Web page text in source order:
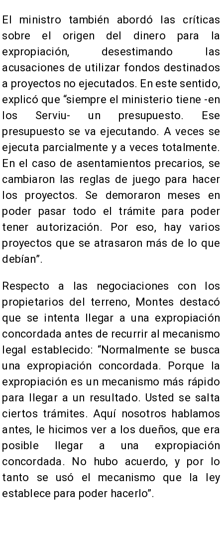
El ministro también abordó las críticas
sobre el origen del dinero para la
expropiación, desestimando las
acusaciones de utilizar fondos destinados
a proyectos no ejecutados. En este sentido,
explicó que “siempre el ministerio tiene -en
los Serviu- un presupuesto. Ese
presupuesto se va ejecutando. A veces se
ejecuta parcialmente y a veces totalmente.
En el caso de asentamientos precarios, se
cambiaron las reglas de juego para hacer
los proyectos. Se demoraron meses en
poder pasar todo el trámite para poder
tener autorización. Por eso, hay varios
proyectos que se atrasaron más de lo que
debían”.
Respecto a las negociaciones con los
propietarios del terreno, Montes destacó
que se intenta llegar a una expropiación
concordada antes de recurrir al mecanismo
legal establecido: “Normalmente se busca
una expropiación concordada. Porque la
expropiación es un mecanismo más rápido
para llegar a un resultado. Usted se salta
ciertos trámites. Aquí nosotros hablamos
antes, le hicimos ver a los dueños, que era
posible llegar a una expropiación
concordada. No hubo acuerdo, y por lo
tanto se usó el mecanismo que la ley
establece para poder hacerlo”.